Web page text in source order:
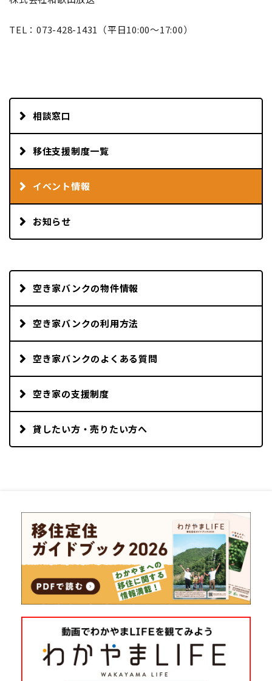
TEL：073-428-1431（平日10:00～17:00）
相談窓口
移住支援制度一覧
イベント情報
お知らせ
空き家バンクの物件情報
空き家バンクの利用方法
空き家バンクのよくある質問
空き家の支援制度
貸したい方・売りたい方へ